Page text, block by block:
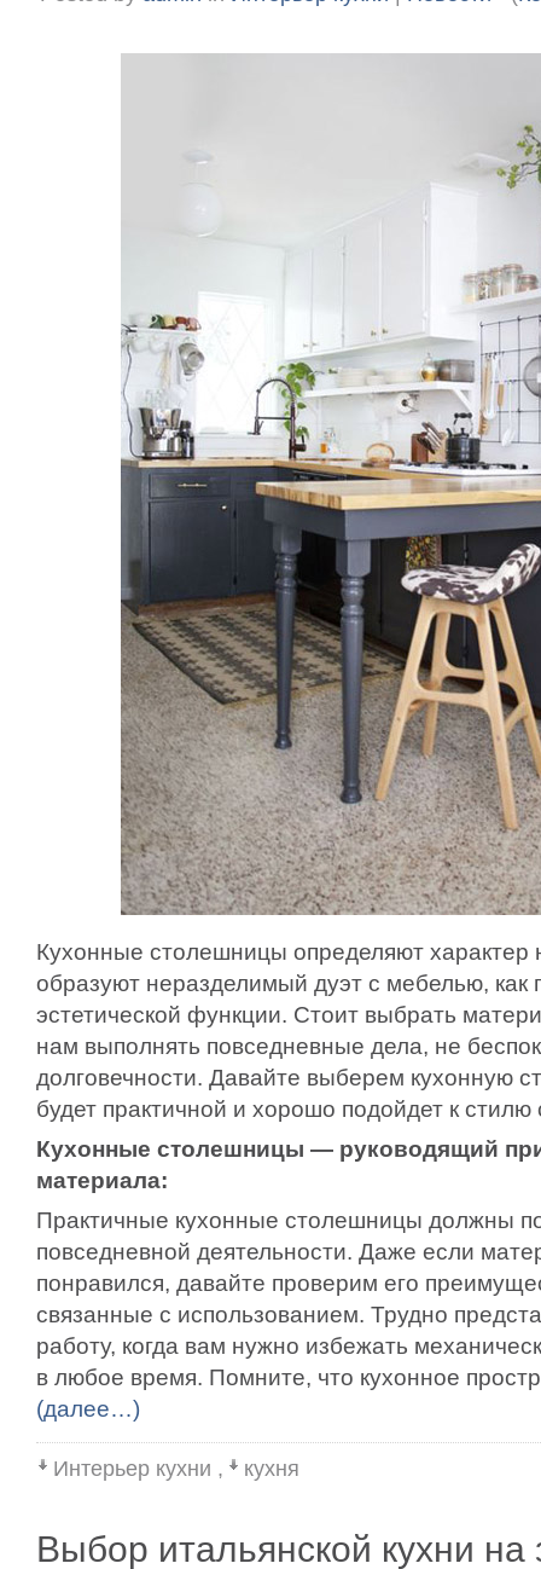
Кухонные столешницы определяют характер
образуют неразделимый дуэт с мебелью, как
эстетической функции. Стоит выбрать
нам выполнять повседневные дела, не
долговечности. Давайте выберем кухонную
будет практичной и хорошо подойдет к
Кухонные столешницы — руководящий
материала:
Практичные кухонные столешницы должны
повседневной деятельности. Даже если
понравился, давайте проверим его
связанные с использованием. Трудно
работу, когда вам нужно избежать
в любое время. Помните, что кухонное
(далее…)
Интерьер кухни , кухня
Выбор итальянской кухни на